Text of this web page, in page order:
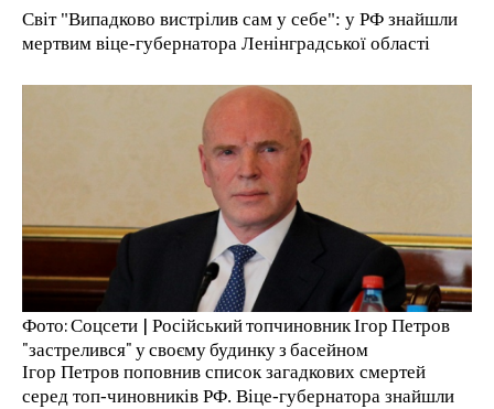
1-YEAR
/ year
Pay now and you get access to exclusive news and
articles for a whole year.
1-MONTH
/ month
By agreeing to this tier, you are billed every month after
the first one until you opt out of the monthly
subscription.
Світ "Випадково вистрілив сам у себе": у РФ знайшли
мертвим віце-губернатора Ленінградської області
Фото: Соцсети | Російський топчиновник Ігор Петров
"застрелився" у своєму будинку з басейном
Ігор Петров поповнив список загадкових смертей
серед топ-чиновників РФ. Віце-губернатора знайшли